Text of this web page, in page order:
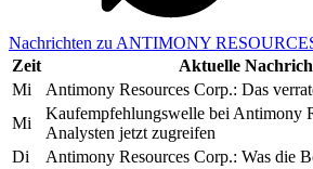
Nachrichten zu ANTIMONY
Zeit
Aktuelle
Mi
Antimony Resources Corp.: Das
Mi
Kaufempfehlungswelle bei Antimony
Analysten jetzt zugreifen
Di
Antimony Resources Corp.: Was die